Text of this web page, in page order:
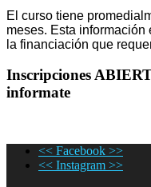
El curso tiene
meses. Esta información
la financiación que
Inscripciones
informate
<< Facebook >>
<< Instagram >>